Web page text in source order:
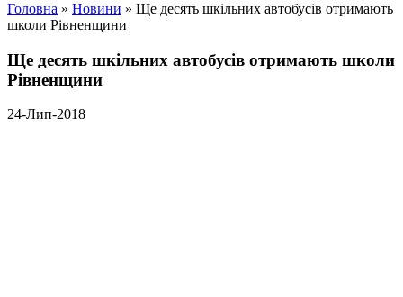
Головна » Новини » Ще десять шкільних автобусів отримають
школи Рівненщини
Ще десять шкільних автобусів отримають школи
Рівненщини
24-Лип-2018